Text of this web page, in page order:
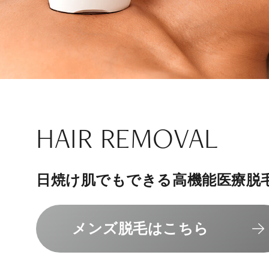
上質な美容医療サービスを提供し
人気メニューはこちら
HAIR REMOVAL
日焼け肌でもできる高機能医療脱
メンズ脱毛はこちら
組めるスキンケアトライアル
スキンケアトライアルはこ
PHILOSOPHY
“男性”特化の美容
コンセプトはこちら
内側から若々しく健康な身体へ
エクソソーム療法はこちら
NAD+点滴はこちら
INVITATION
メンバーシップを、最高のギフト
メンバーシップのご案内